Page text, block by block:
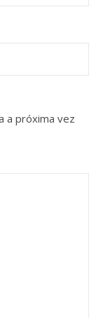
a próxima vez